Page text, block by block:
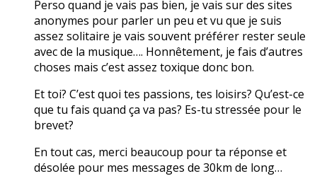
Perso quand je vais pas bien, je vais sur des sites
anonymes pour parler un peu et vu que je suis
assez solitaire je vais souvent préférer rester seule
avec de la musique…. Honnêtement, je fais d’autres
choses mais c’est assez toxique donc bon.
Et toi? C’est quoi tes passions, tes loisirs? Qu’est-ce
que tu fais quand ça va pas? Es-tu stressée pour le
brevet?
En tout cas, merci beaucoup pour ta réponse et
désolée pour mes messages de 30km de long…